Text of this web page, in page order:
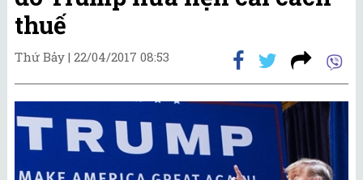
thuế
Thứ Bảy | 22/04/2017 08:53